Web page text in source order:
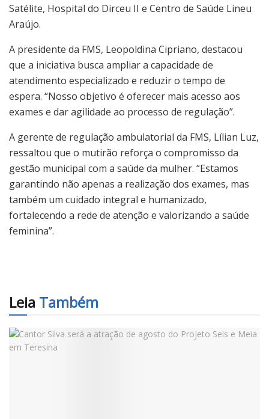
Satélite, Hospital do Dirceu II e Centro de Saúde Lineu
Araújo.
A presidente da FMS, Leopoldina Cipriano, destacou
que a iniciativa busca ampliar a capacidade de
atendimento especializado e reduzir o tempo de
espera. “Nosso objetivo é oferecer mais acesso aos
exames e dar agilidade ao processo de regulação”.
A gerente de regulação ambulatorial da FMS, Lílian Luz,
ressaltou que o mutirão reforça o compromisso da
gestão municipal com a saúde da mulher. “Estamos
garantindo não apenas a realização dos exames, mas
também um cuidado integral e humanizado,
fortalecendo a rede de atenção e valorizando a saúde
feminina”.
Leia Também